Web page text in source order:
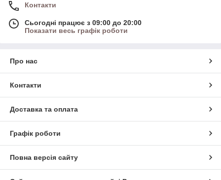
Контакти
Сьогодні працює з 09:00 до 20:00
Показати весь графік роботи
Про нас
Контакти
Доставка та оплата
Графік роботи
Повна версія сайту